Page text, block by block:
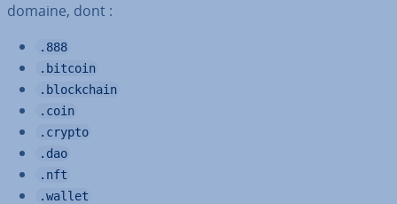
domaine, dont :
.888
.bitcoin
.blockchain
.coin
.crypto
.dao
.nft
.wallet